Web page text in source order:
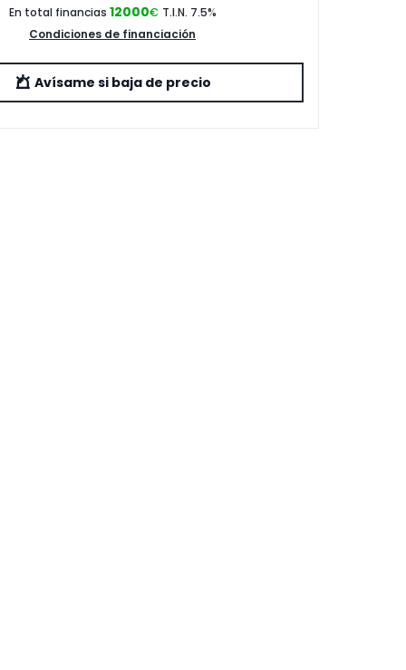
En total financias 12000€ T.I.N. 7.5%
Condiciones de financiación
Avísame si baja de precio